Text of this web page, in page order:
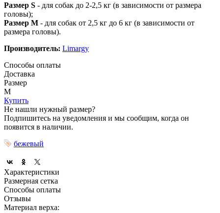
Размер S - для собак до 2-2,5 кг (в зависимости от размера
головы);
Размер M - для собак от 2,5 кг до 6 кг (в зависимости от
размера головы).
Производитель: Limargy
Способы оплаты
Доставка
Размер
M
Купить
Не нашли нужный размер?
Подпишитесь на уведомления и мы сообщим, когда он
появится в наличии.
бежевый
Характеристики
Размерная сетка
Способы оплаты
Отзывы
Материал верха: